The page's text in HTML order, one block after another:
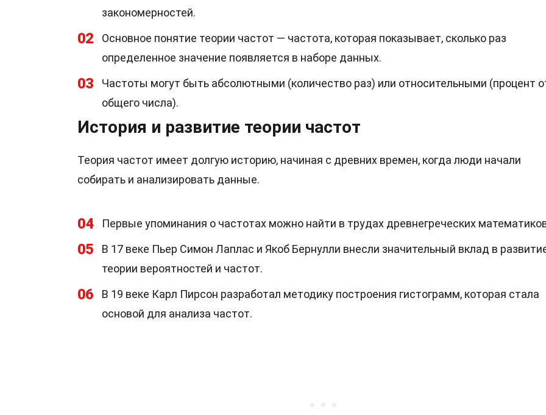
закономерностей.
02
Основное понятие теории частот — частота, которая показывает, сколько раз
определенное значение появляется в наборе данных.
03
Частоты могут быть абсолютными (количество раз) или относительными (процент
общего числа).
История и развитие теории частот
Теория частот имеет долгую историю, начиная с древних времен, когда люди начали
собирать и анализировать данные.
04 Первые упоминания о частотах можно найти в трудах древнегреческих
05
В 17 веке Пьер Симон Лаплас и Якоб Бернулли внесли значительный вклад в
теории вероятностей и частот.
06
В 19 веке Карл Пирсон разработал методику построения гистограмм, которая стала
основой для анализа частот.